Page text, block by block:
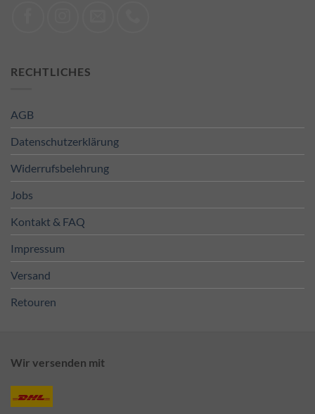
RECHTLICHES
AGB
Datenschutzerklärung
Widerrufsbelehrung
Jobs
Kontakt & FAQ
Impressum
Versand
Retouren
Wir versenden mit